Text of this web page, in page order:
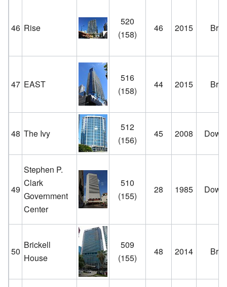
46 Rise
520
(158)
46 2015
47 EAST
516
(158)
44 2015
48 The Ivy
512
(156)
45 2008
49
Stephen P.
Clark
Government
Center
510
(155)
28 1985
50
Brickell
House
509
(155)
48 2014